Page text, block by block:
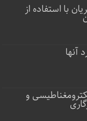
با استفاده از
آنها
و